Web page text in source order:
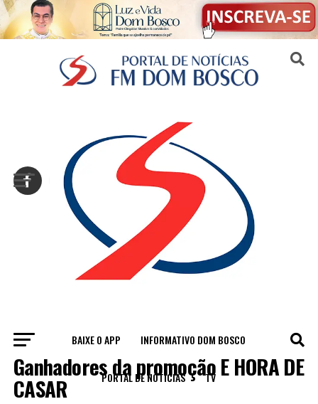
BAIXE O APP INFORMATIVO DOM BOSCO
PORTAL DE NOTÍCIAS TV
NOTÍCIAS
Ganhadores da promoção É HORA DE
CASAR
Sair da versão mobile